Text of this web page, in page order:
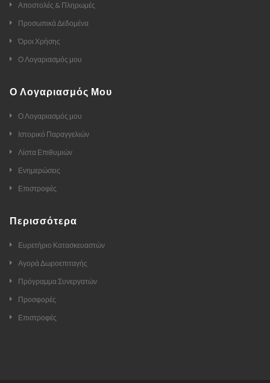
Αποστολές & Πληρωμές
Προσωπικά Δεδομένα
Όροι Χρήσης
Ο Λογαριασμός μου
Ο Λογαριασμός Μου
Ο Λογαριασμός μου
Ιστορικό Παραγγελιών
Λίστα Επιθυμιών
Ενημερώσεις
Επιστροφές
Περισσότερα
Ευρετήριο Κατασκευαστών
Αγορά Δωροεπιταγής
Πρόγραμμα Συνεργατών
Προσφορές
Επιστροφές